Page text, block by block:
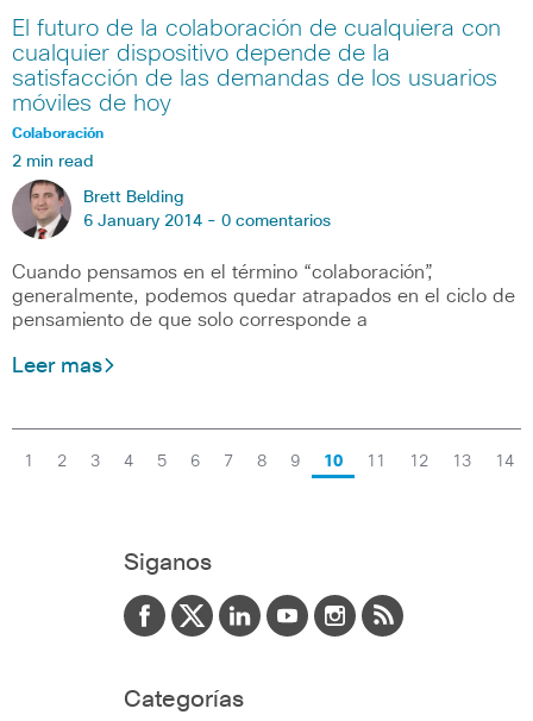
El futuro de la colaboración de cualquiera con
cualquier dispositivo depende de la
satisfacción de las demandas de los usuarios
móviles de hoy
Colaboración
2 min read
Brett Belding
6 January 2014 - 0 comentarios
Cuando pensamos en el término “colaboración”,
generalmente, podemos quedar atrapados en el ciclo de
pensamiento de que solo corresponde a
Leer mas
1 2 3 4 5 6 7 8 9 10 11 12 13 14
Siganos
Categorías